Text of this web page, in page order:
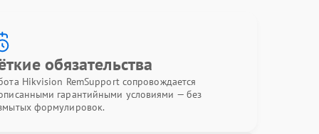
обязательства
Hikvision RemSupport сопровождается
гарантийными условиями — без
формулировок.